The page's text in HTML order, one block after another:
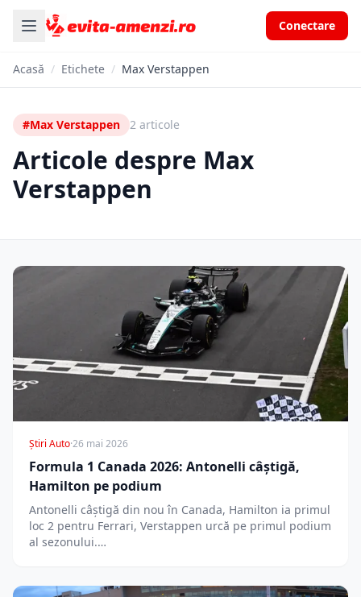
Conectare
Acasă / Etichete / Max Verstappen
#Max Verstappen 2 articole
Articole despre Max
Verstappen
Știri Auto·26 mai 2026
Formula 1 Canada 2026: Antonelli câștigă,
Hamilton pe podium
Antonelli câștigă din nou în Canada, Hamilton ia primul
loc 2 pentru Ferrari, Verstappen urcă pe primul podium
al sezonului.…